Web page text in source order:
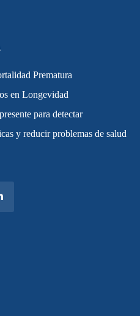
Prematura
en Longevidad
para detectar
y reducir problemas de salud